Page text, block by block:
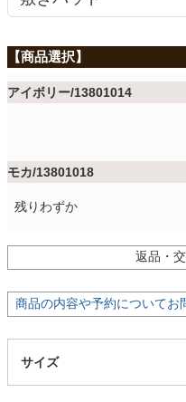
寝具
ファブリック
ラグ
生活用品
アイボリー/13801014
モカ/13801018
残りわずか
返品・
商品の内容や予約についてお
サイズ